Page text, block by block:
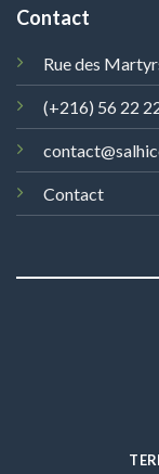
Contact
Rue des
(+216) 56 22
Contact